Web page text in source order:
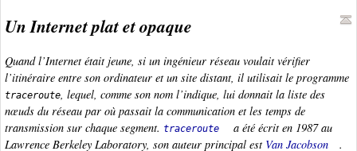
Un Internet plat et opaque
Quand l’Internet était jeune, si un ingénieur réseau voulait vérifier
l’itinéraire entre son ordinateur et un site distant, il utilisait le programme
traceroute , lequel, comme son nom l’indique, lui donnait la liste des
nœuds du réseau par où passait la communication et les temps de
transmission sur chaque segment. traceroute
a été écrit en 1987 au
Lawrence Berkeley Laboratory , son auteur principal est Van Jacobson
.